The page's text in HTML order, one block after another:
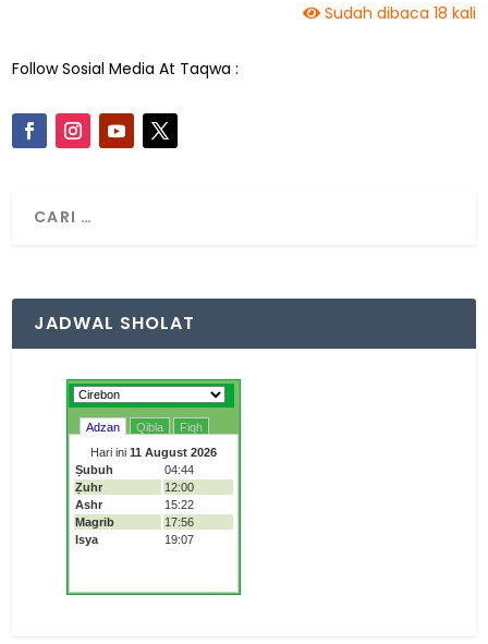
Sudah dibaca 18 kali
Follow Sosial Media At Taqwa :
JADWAL SHOLAT